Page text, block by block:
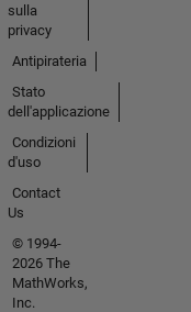
sulla
privacy
Antipirateria
Stato
dell'applicazione
Condizioni
d'uso
Contact
Us
© 1994-
2026 The
MathWorks,
Inc.